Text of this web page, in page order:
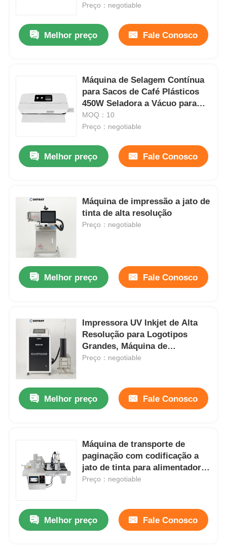
Casa
Produtos
Quem Somos
Controle de Qualidade
Pedir um orçamento
Máquina de marcação a laser de fibra
Preço：negotiable
Melhor preço Fale Conosco
Máquina de Selagem Contínua
para Sacos de Café Plásticos
450W Seladora a Vácuo para
Embalagem de Alimentos
MOQ：10
Preço：negotiable
Melhor preço Fale Conosco
Máquina de impressão a jato de
tinta de alta resolução
Preço：negotiable
Melhor preço Fale Conosco
Impressora UV Inkjet de Alta
Resolução para Logotipos
Grandes, Máquina de
Impressão Industrial
Preço：negotiable
Melhor preço Fale Conosco
Máquina de transporte de
paginação com codificação a
jato de tinta para alimentadores
de fricção
Preço：negotiable
Melhor preço Fale Conosco